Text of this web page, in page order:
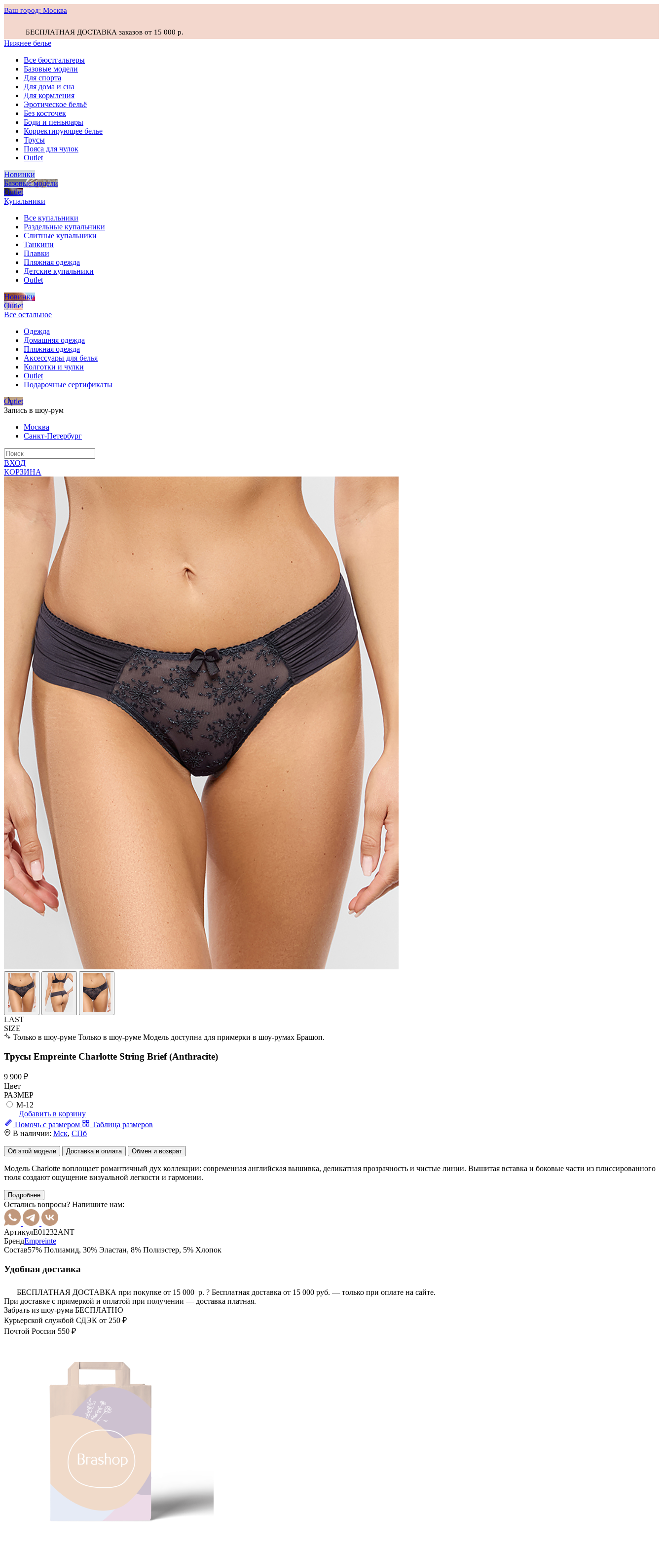
Ваш город: Москва
БЕСПЛАТНАЯ ДОСТАВКА заказов от 15 000 р.
Нижнее белье
Все бюстгальтеры
Базовые модели
Для спорта
Для дома и сна
Для кормления
Эротическое бельё
Без косточек
Боди и пеньюары
Корректирующее белье
Трусы
Пояса для чулок
Outlet
Новинки
Базовые модели
Outlet
Купальники
Все купальники
Раздельные купальники
Слитные купальники
Танкини
Плавки
Пляжная одежда
Детские купальники
Outlet
Новинки
Outlet
Все остальное
Одежда
Домашняя одежда
Пляжная одежда
Аксессуары для белья
Колготки и чулки
Outlet
Подарочные сертификаты
Outlet
Запись в шоу-рум
Москва
Санкт-Петербург
ВХОД
КОРЗИНА
LAST
SIZE
Только в шоу-руме Только в шоу-руме Модель доступна для примерки в шоу-румах Брашоп.
Трусы Empreinte Charlotte String Brief (Anthracite)
9 900 ₽
Цвет
РАЗМЕР
M-12
Добавить в корзину
Помочь с размером
Таблица размеров
В наличии: Мск, СПб
Об этой модели Доставка и оплата Обмен и возврат
Модель Charlotte воплощает романтичный дух коллекции: современная английская вышивка, деликатная прозрачность и чистые линии. Вышитая вставка и боковые части из плиссированного
тюля создают ощущение визуальной легкости и гармонии.
Подробнее
Остались вопросы? Напишите нам:
АртикулE01232ANT
БрендEmpreinte
Состав57% Полиамид, 30% Эластан, 8% Полиэстер, 5% Хлопок
Удобная доставка
БЕСПЛАТНАЯ ДОСТАВКА при покупке от 15 000 р. ? Бесплатная доставка от 15 000 руб. — только при оплате на сайте.
При доставке с примеркой и оплатой при получении — доставка платная.
Забрать из шоу-рума БЕСПЛАТНО
Курьерской службой СДЭК от 250 ₽
Почтой России 550 ₽